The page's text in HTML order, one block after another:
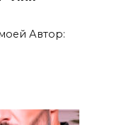
Автор: